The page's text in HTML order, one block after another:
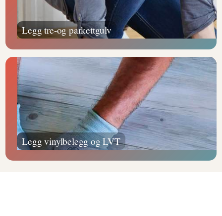
Legg tre-og parkettgulv
Legg vinylbelegg og LVT